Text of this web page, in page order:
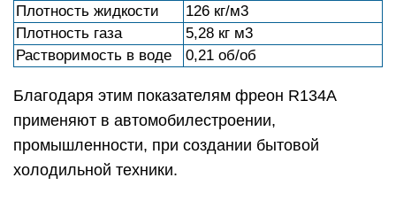
Плотность жидкости
126 кг/м3
Плотность газа
5,28 кг м3
Растворимость в воде
0,21 об/об
Благодаря этим показателям фреон R134A
применяют в автомобилестроении,
промышленности, при создании бытовой
холодильной техники.